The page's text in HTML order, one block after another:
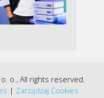
o., All rights reserved.
| Zarządzaj Cookies